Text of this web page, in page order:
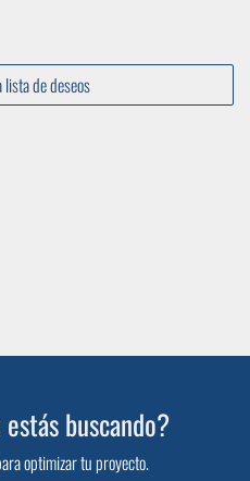
de deseos
buscando?
optimizar tu proyecto.